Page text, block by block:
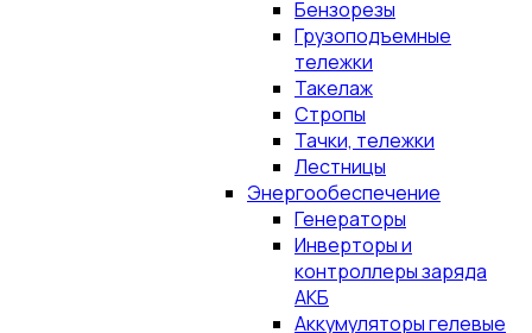
Бензорезы
Грузоподъемные
тележки
Такелаж
Стропы
Тачки, тележки
Лестницы
Энергообеспечение
Генераторы
Инверторы и
контроллеры заряда
АКБ
Аккумуляторы гелевые